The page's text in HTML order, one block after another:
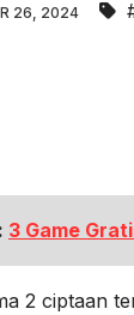
26, 2024
3 Game
2 ciptaan